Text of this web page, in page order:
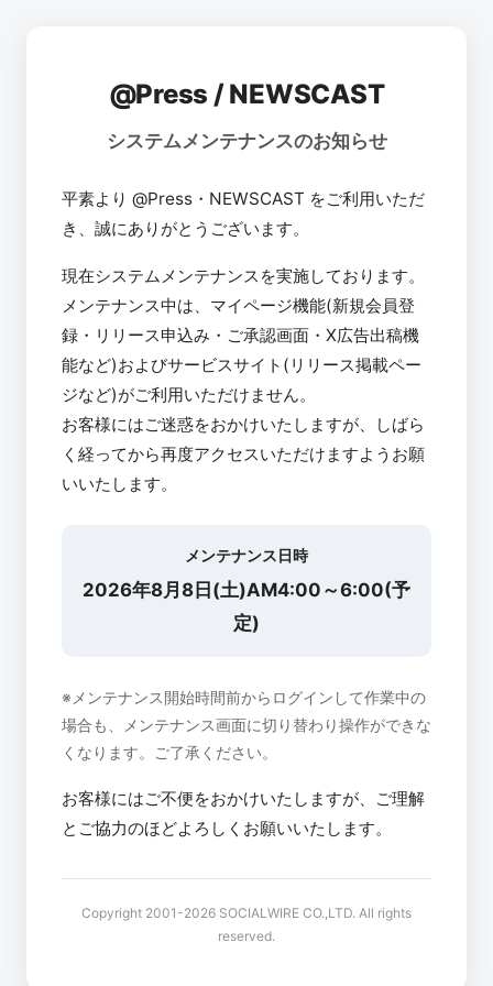
@Press / NEWSCAST
システムメンテナンスのお知らせ
平素より @Press・NEWSCAST をご利用いただ
き、誠にありがとうございます。
現在システムメンテナンスを実施しております。
メンテナンス中は、マイページ機能(新規会員登
録・リリース申込み・ご承認画面・X広告出稿機
能など)およびサービスサイト(リリース掲載ペー
ジなど)がご利用いただけません。
お客様にはご迷惑をおかけいたしますが、しばら
く経ってから再度アクセスいただけますようお願
いいたします。
メンテナンス日時
2026年8月8日(土)AM4:00～6:00(予
定)
※メンテナンス開始時間前からログインして作業中の
場合も、メンテナンス画面に切り替わり操作ができな
くなります。ご了承ください。
お客様にはご不便をおかけいたしますが、ご理解
とご協力のほどよろしくお願いいたします。
Copyright 2001-2026 SOCIALWIRE CO.,LTD. All rights
reserved.